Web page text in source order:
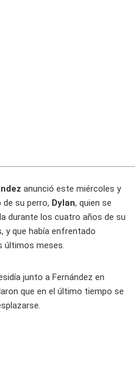
anunció este miércoles y
su perro, Dylan, quien se
durante los cuatro años de su
y que había enfrentado
últimos meses.
junto a Fernández en
que en el último tiempo se